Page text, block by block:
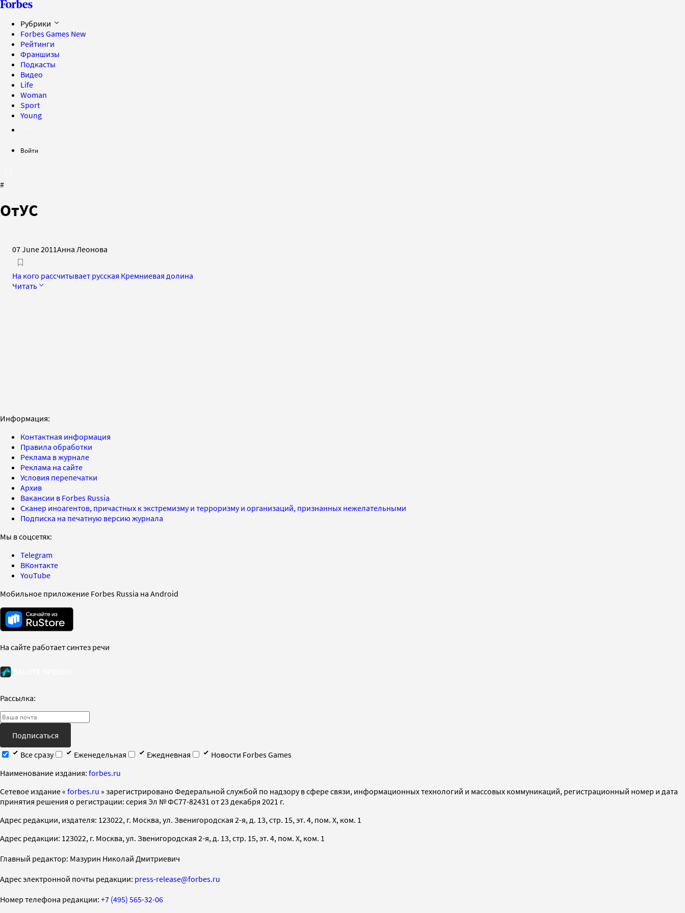
Рубрики
Forbes Games New
Рейтинги
Франшизы
Подкасты
Видео
Life
Woman
Sport
Young
Войти
#
ОтУС
07 June 2011Анна Леонова
На кого рассчитывает русская Кремниевая долина
Читать
Информация:
Контактная информация
Правила обработки
Реклама в журнале
Реклама на сайте
Условия перепечатки
Архив
Вакансии в Forbes Russia
Сканер иноагентов, причастных к экстремизму и терроризму и организаций, признанных нежелательными
Подписка на печатную версию журнала
Мы в соцсетях:
Telegram
ВКонтакте
YouTube
Мобильное приложение Forbes Russia на Android
На сайте работает синтез речи
Рассылка:
Подписаться
Все сразу
Еженедельная Ежедневная
Новости Forbes Games
Наименование издания: forbes.ru
Cетевое издание « forbes.ru » зарегистрировано Федеральной службой по надзору в сфере связи, информационных технологий и массовых коммуникаций, регистрационный номер и дата
принятия решения о регистрации: серия Эл № ФС77-82431 от 23 декабря 2021 г.
Адрес редакции, издателя: 123022, г. Москва, ул. Звенигородская 2-я, д. 13, стр. 15, эт. 4, пом. X, ком. 1
Адрес редакции: 123022, г. Москва, ул. Звенигородская 2-я, д. 13, стр. 15, эт. 4, пом. X, ком. 1
Главный редактор: Мазурин Николай Дмитриевич
Адрес электронной почты редакции: press-release@forbes.ru
Номер телефона редакции: +7 (495) 565-32-06